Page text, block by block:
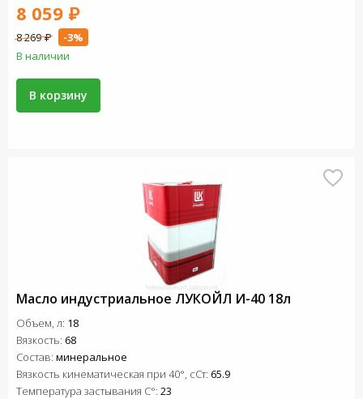
8 059 ₽
8 269 ₽
-3%
В наличии
В корзину
Масло индустриальное ЛУКОЙЛ И-40 18л
Объем, л: 18
Вязкость: 68
Состав: минеральное
Вязкость кинематическая при 40°, сСт: 65.9
Температура застывания C°: 23